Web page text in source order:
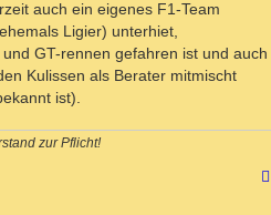
auch ein eigenes F1-Team
Ligier) unterhiet,
GT-rennen gefahren ist und auch
Kulissen als Berater mitmischt
ist).
zur Pflicht!